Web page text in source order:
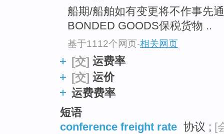
船期/船舶如有变更将不作事先
BONDED GOODS保税货物 ..
基于1112个网页-相关网页
[交] 运费率
[交] 运价
运费费率
短语
conference freight rate 协议 ; [